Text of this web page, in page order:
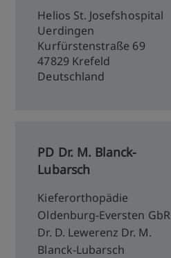
Helios St. Josefshospital
Uerdingen
Kurfürstenstraße 69
47829 Krefeld
Deutschland
PD Dr. M. Blanck-
Lubarsch
Kieferorthopädie
Oldenburg-Eversten GbR
Dr. D. Lewerenz Dr. M.
Blanck-Lubarsch